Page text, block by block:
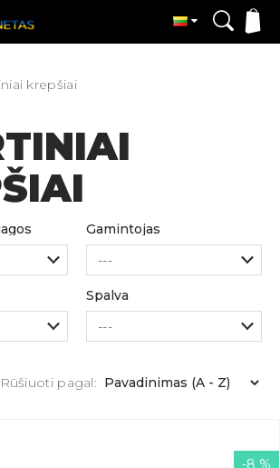
krepšiai
Gamintojas
Spalva
Rūšiuoti pagal:
-8 %